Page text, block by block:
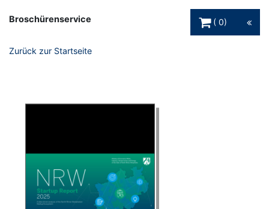
Broschürenservice
0
Zurück zur Startseite